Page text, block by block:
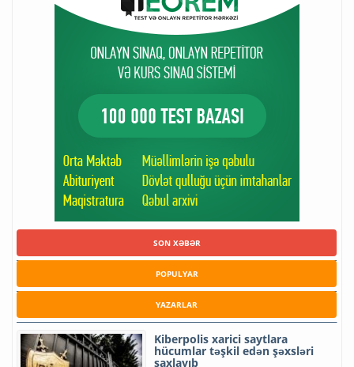
SON XƏBƏR
POPULYAR
YAZARLAR
Kiberpolis xarici saytlara
hücumlar təşkil edən şəxsləri
saxlayıb